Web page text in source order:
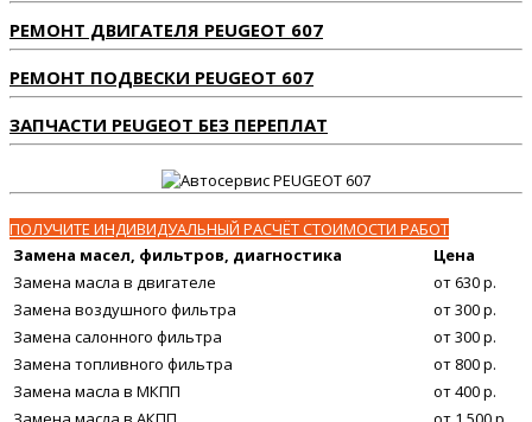
РЕМОНТ ДВИГАТЕЛЯ PEUGEOT 607
РЕМОНТ ПОДВЕСКИ PEUGEOT 607
ЗАПЧАСТИ PEUGEOT БЕЗ ПЕРЕПЛАТ
ПОЛУЧИТЕ ИНДИВИДУАЛЬНЫЙ РАСЧЁТ СТОИМОСТИ РАБОТ
Замена масел, фильтров, диагностика
Цена
Замена масла в двигателе
от 630 р.
Замена воздушного фильтра
от 300 р.
Замена салонного фильтра
от 300 р.
Замена топливного фильтра
от 800 р.
Замена масла в МКПП
от 400 р.